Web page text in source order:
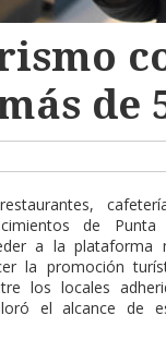
de
de
a la plataforma
la promoción
los locales
el alcance de